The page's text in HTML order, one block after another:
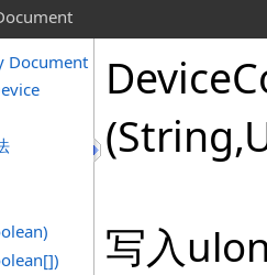
Document
(String,
写入